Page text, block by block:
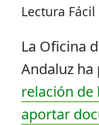
Lectura Fácil
La Oficina
Andaluz ha
relación de
aportar